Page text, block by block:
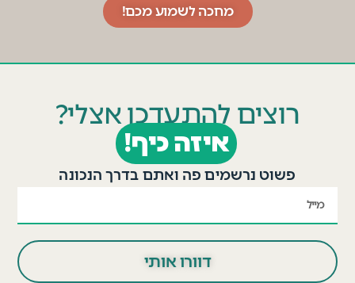
מחכה לשמוע מכם!
רוצים להתעדכן אצלי?
איזה כיף!
פשוט נרשמים פה ואתם בדרך הנכונה
דוורו אותי